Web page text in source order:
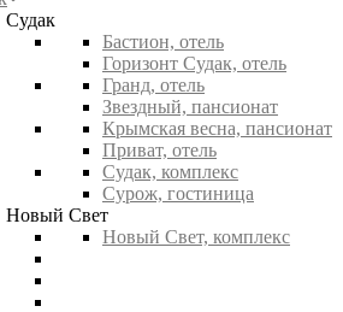
Судак
Бастион, отель
Горизонт Судак, отель
Гранд, отель
Звездный, пансионат
Крымская весна, пансионат
Приват, отель
Судак, комплекс
Сурож, гостиница
Новый Свет
Новый Свет, комплекс